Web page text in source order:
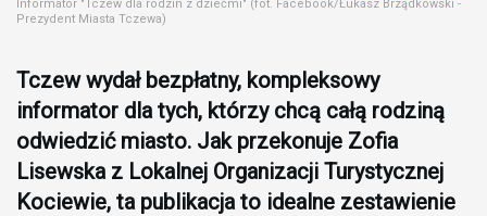
Informator "Tczew dla rodzin z dziećmi" (fot. Facebook/Łukasz Brządkowski -
Prezydent Miasta Tczewa)
Tczew wydał bezpłatny, kompleksowy
informator dla tych, którzy chcą całą rodziną
odwiedzić miasto. Jak przekonuje Zofia
Lisewska z Lokalnej Organizacji Turystycznej
Kociewie, ta publikacja to idealne zestawienie